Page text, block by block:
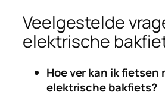
Veelgestelde
elektrische
Hoe ver kan ik fietsen
elektrische bakfiets?